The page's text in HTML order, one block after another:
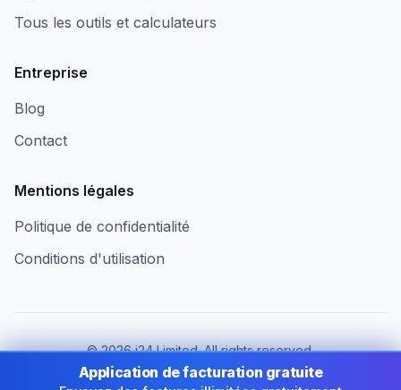
Tous les outils et calculateurs
Entreprise
Blog
Contact
Mentions légales
Politique de confidentialité
Conditions d'utilisation
©2026i24 Limited. All rights reserved.
Au service des entreprises au Luxembourg
Application de facturation gratuite